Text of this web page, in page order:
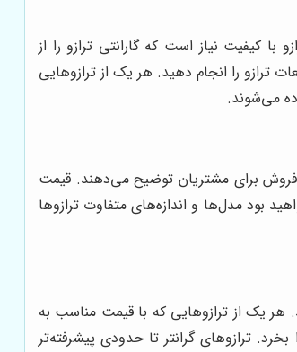
کیفیت نیاز است که گارانتی ترازو را از
ترازو را انجام دهید. هر یک از ترازوهایی
می‌شوند.
فروش برای مشتریان توضیح می‌دهند. قیمت
بود مدل‌ها و اندازه‌های متفاوت ترازوها
هر یک از ترازوهایی که با قیمت مناسب به
ترازوهای گرانتر تا حدودی پیشرفته‌تر